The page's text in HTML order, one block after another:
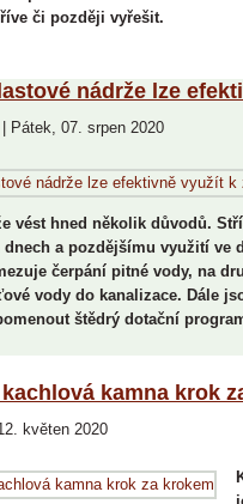
či později vyřešit.
nádrže lze
Pátek, 07. srpen 2020
vést hned několik důvodů.
a pozdějšímu využití ve
čerpání pitné vody, na
vody do kanalizace. Dále
štědrý dotační
kamna krok
květen 2020